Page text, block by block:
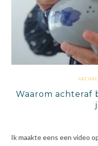
Waarom achteraf
Ik maakte eens een video